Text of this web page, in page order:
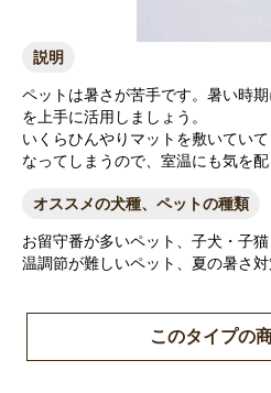
説明
ペットは暑さが苦手です。暑い時
を上手に活用しましょう。
いくらひんやりマットを敷いてい
なってしまうので、室温にも気を配
オススメの犬種、ペットの種類
お留守番が多いペット、子犬・子
温調節が難しいペット、夏の暑さ対
このタイプの